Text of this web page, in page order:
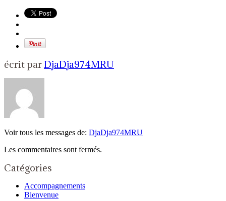
écrit parDjaDja974MRU
Voir tous les messages de: DjaDja974MRU
Les commentaires sont fermés.
Catégories
Accompagnements
Bienvenue